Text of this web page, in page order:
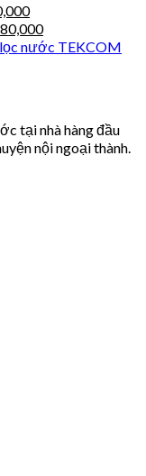
nước TEKCOM
tại nhà hàng đầu
nội ngoại thành.